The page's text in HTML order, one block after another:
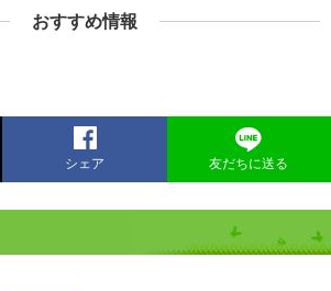
おすすめ情報
シェア 友だちに送る